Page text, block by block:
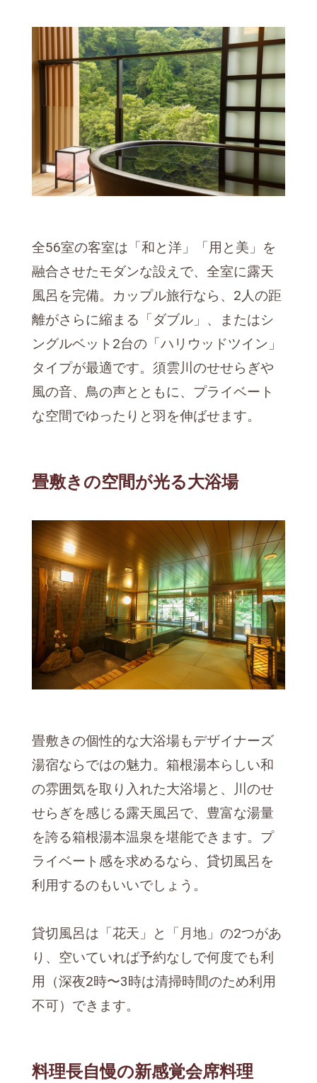
全56室の客室は「和と洋」「用と美」を
融合させたモダンな設えで、全室に露天
風呂を完備。カップル旅行なら、2人の距
離がさらに縮まる「ダブル」、またはシ
ングルベット2台の「ハリウッドツイン」
タイプが最適です。須雲川のせせらぎや
風の音、鳥の声とともに、プライベート
な空間でゆったりと羽を伸ばせます。
畳敷きの空間が光る大浴場
畳敷きの個性的な大浴場もデザイナーズ
湯宿ならではの魅力。箱根湯本らしい和
の雰囲気を取り入れた大浴場と、川のせ
せらぎを感じる露天風呂で、豊富な湯量
を誇る箱根湯本温泉を堪能できます。プ
ライベート感を求めるなら、貸切風呂を
利用するのもいいでしょう。
貸切風呂は「花天」と「月地」の2つがあ
り、空いていれば予約なしで何度でも利
用（深夜2時〜3時は清掃時間のため利用
不可）できます。
料理長自慢の新感覚会席料理